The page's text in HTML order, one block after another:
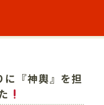
『神輿』を担